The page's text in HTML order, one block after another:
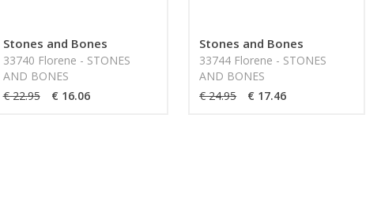
Stones and Bones
33740 Florene - STONES
AND BONES
€ 22.95
€ 16.06
Stones and Bones
33744 Florene - STONES
AND BONES
€ 24.95
€ 17.46